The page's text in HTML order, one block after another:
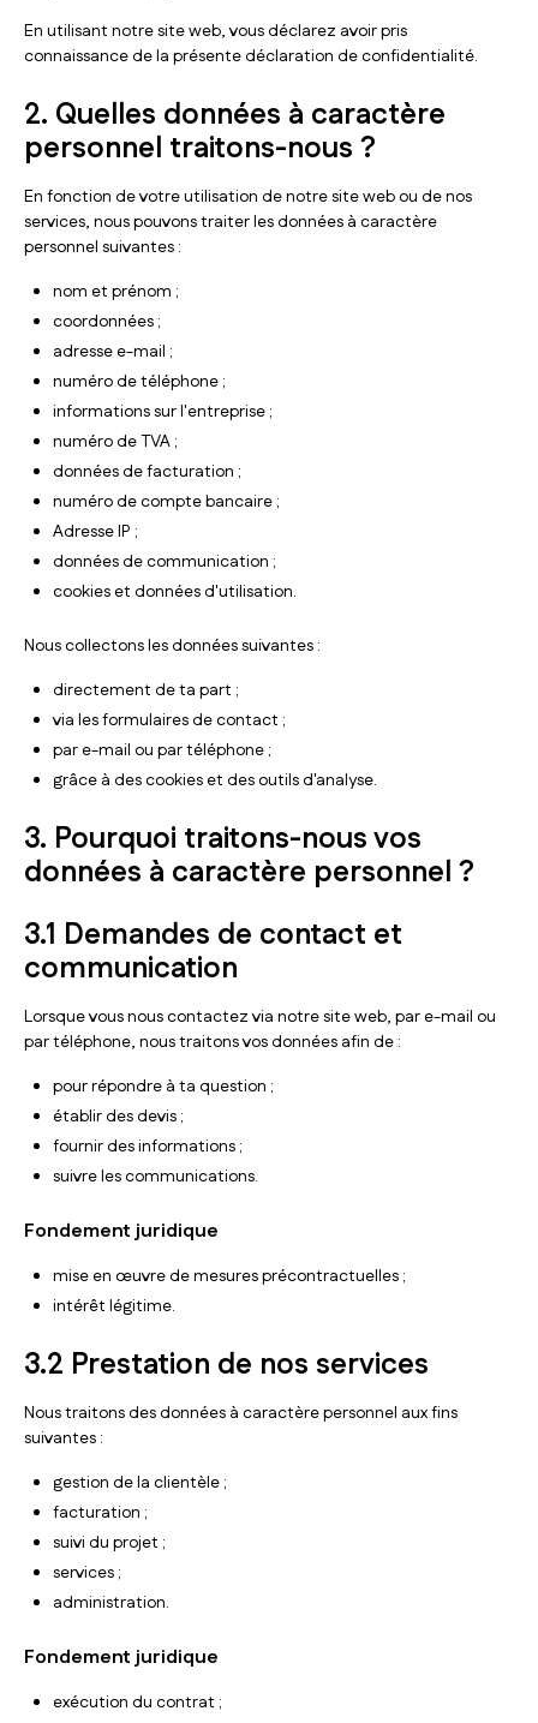
En utilisant notre site web, vous déclarez avoir pris
connaissance de la présente déclaration de confidentialité.
2. Quelles données à caractère
personnel traitons-nous ?
En fonction de votre utilisation de notre site web ou de nos
services, nous pouvons traiter les données à caractère
personnel suivantes :
nom et prénom ;
coordonnées ;
adresse e-mail ;
numéro de téléphone ;
informations sur l'entreprise ;
numéro de TVA ;
données de facturation ;
numéro de compte bancaire ;
Adresse IP ;
données de communication ;
cookies et données d'utilisation.
Nous collectons les données suivantes :
directement de ta part ;
via les formulaires de contact ;
par e-mail ou par téléphone ;
grâce à des cookies et des outils d'analyse.
3. Pourquoi traitons-nous vos
données à caractère personnel ?
3.1 Demandes de contact et
communication
Lorsque vous nous contactez via notre site web, par e-mail ou
par téléphone, nous traitons vos données afin de :
pour répondre à ta question ;
établir des devis ;
fournir des informations ;
suivre les communications.
Fondement juridique
mise en œuvre de mesures précontractuelles ;
intérêt légitime.
3.2 Prestation de nos services
Nous traitons des données à caractère personnel aux fins
suivantes :
gestion de la clientèle ;
facturation ;
suivi du projet ;
services ;
administration.
Fondement juridique
exécution du contrat ;